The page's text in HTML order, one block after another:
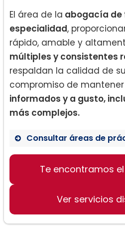
El área de la abogacía de
especialidad,
rápido, amable y
múltiples y consistentes
respaldan la calidad de
compromiso de mantener
informados y a gusto,
más complejos.
Consultar áreas de
Derecho de Familia
Casos de Custodia
Te encontramos
Ver servicios